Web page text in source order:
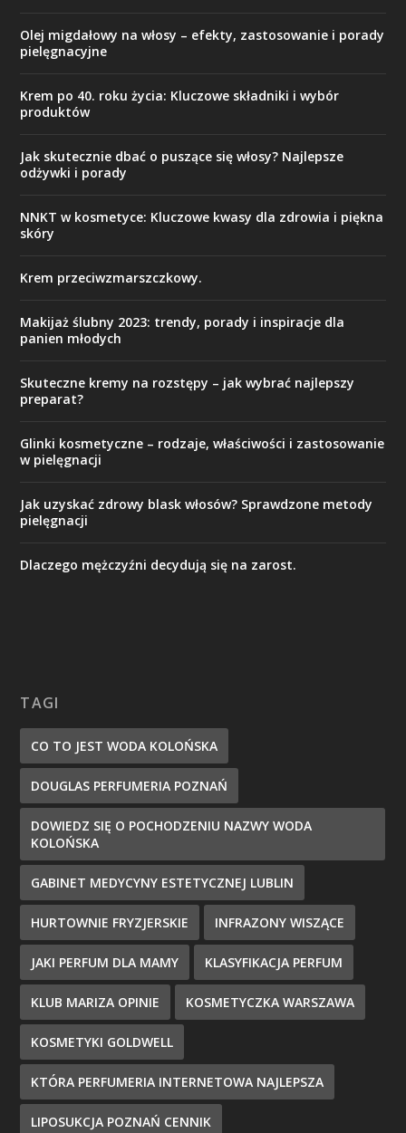
Olej migdałowy na włosy – efekty, zastosowanie i porady
pielęgnacyjne
Krem po 40. roku życia: Kluczowe składniki i wybór
produktów
Jak skutecznie dbać o puszące się włosy? Najlepsze
odżywki i porady
NNKT w kosmetyce: Kluczowe kwasy dla zdrowia i piękna
skóry
Krem przeciwzmarszczkowy.
Makijaż ślubny 2023: trendy, porady i inspiracje dla
panien młodych
Skuteczne kremy na rozstępy – jak wybrać najlepszy
preparat?
Glinki kosmetyczne – rodzaje, właściwości i zastosowanie
w pielęgnacji
Jak uzyskać zdrowy blask włosów? Sprawdzone metody
pielęgnacji
Dlaczego mężczyźni decydują się na zarost.
TAGI
CO TO JEST WODA KOLOŃSKA
DOUGLAS PERFUMERIA POZNAŃ
DOWIEDZ SIĘ O POCHODZENIU NAZWY WODA
KOLOŃSKA
GABINET MEDYCYNY ESTETYCZNEJ LUBLIN
HURTOWNIE FRYZJERSKIE INFRAZONY WISZĄCE
JAKI PERFUM DLA MAMY KLASYFIKACJA PERFUM
KLUB MARIZA OPINIE KOSMETYCZKA WARSZAWA
KOSMETYKI GOLDWELL
KTÓRA PERFUMERIA INTERNETOWA NAJLEPSZA
LIPOSUKCJA POZNAŃ CENNIK